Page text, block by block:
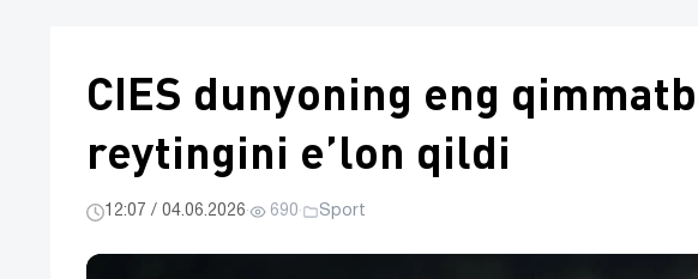
CIES dunyoning eng
reytingini e’lon qildi
12:07 / 04.06.2026· 690· Sport